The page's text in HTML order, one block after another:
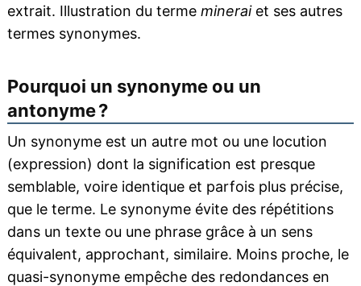
extrait. Illustration du terme mineraiet ses autres
termes synonymes.
Pourquoi un synonyme ou un
antonyme ?
Un synonyme est un autre mot ou une locution
(expression) dont la signification est presque
semblable, voire identique et parfois plus précise,
que le terme. Le synonyme évite des répétitions
dans un texte ou une phrase grâce à un sens
équivalent, approchant, similaire. Moins proche, le
quasi-synonyme empêche des redondances en